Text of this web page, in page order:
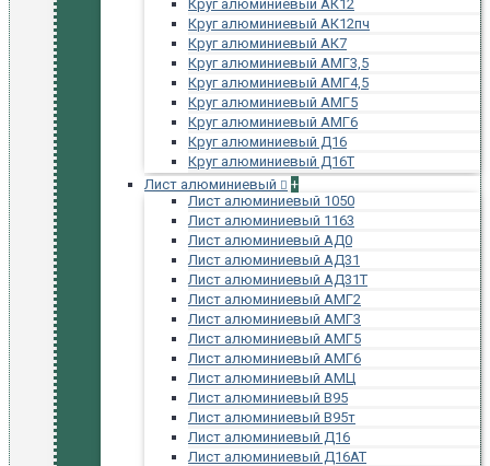
Круг алюминиевый АК12
Круг алюминиевый АК12пч
Круг алюминиевый АК7
Круг алюминиевый АМГ3,5
Круг алюминиевый АМГ4,5
Круг алюминиевый АМГ5
Круг алюминиевый АМГ6
Круг алюминиевый Д16
Круг алюминиевый Д16Т
Лист алюминиевый
+
Лист алюминиевый 1050
Лист алюминиевый 1163
Лист алюминиевый АД0
Лист алюминиевый АД31
Лист алюминиевый АД31Т
Лист алюминиевый АМГ2
Лист алюминиевый АМГ3
Лист алюминиевый АМГ5
Лист алюминиевый АМГ6
Лист алюминиевый АМЦ
Лист алюминиевый В95
Лист алюминиевый В95т
Лист алюминиевый Д16
Лист алюминиевый Д16АТ